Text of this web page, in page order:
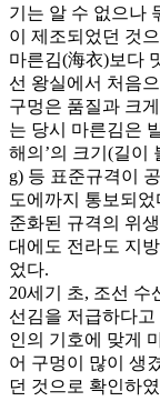
기는 알 수 없으나
이 제조되었던 것
마른김(海衣)보다
선 왕실에서 처음
구멍은 품질과 크
는 당시 마른김은
해의’의 크기(길이
g) 등 표준규격이
도에까지 통보되
준화된 규격의 위
대에도 전라도 지
었다.
20세기 초, 조선 수
선김을 저급하다
인의 기호에 맞게
어 구멍이 많이 생
던 것으로 확인하